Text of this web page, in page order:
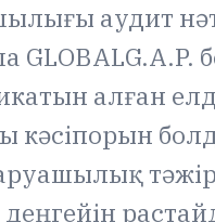
аудит
GLOBALG.A.P.
алған
кәсіпорын